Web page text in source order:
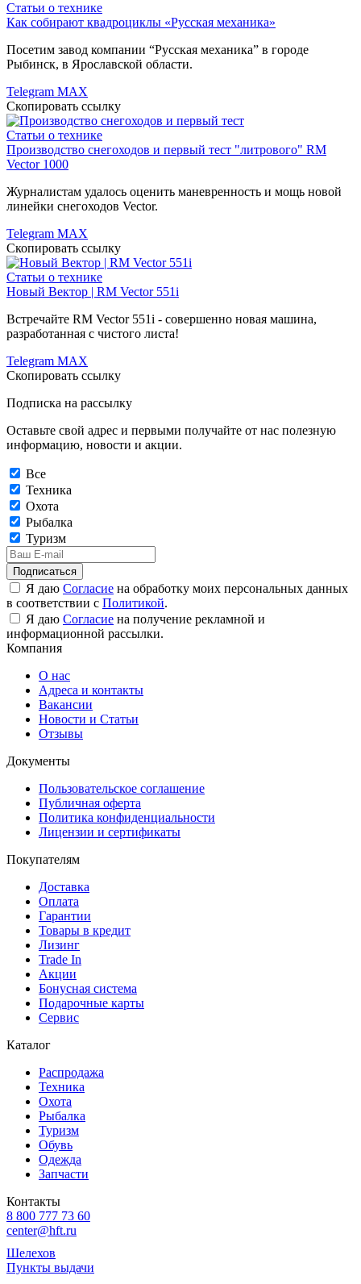
Статьи о технике
Как собирают квадроциклы «Русская механика»
Посетим завод компании “Русская механика” в городе
Рыбинск, в Ярославской области.
Telegram MAX
Скопировать ссылку
Статьи о технике
Производство снегоходов и первый тест "литрового" RM
Vector 1000
Журналистам удалось оценить маневренность и мощь новой
линейки снегоходов Vector.
Telegram MAX
Скопировать ссылку
Статьи о технике
Новый Вектор | RM Vector 551i
Встречайте RM Vector 551i - совершенно новая машина,
разработанная с чистого листа!
Telegram MAX
Скопировать ссылку
Подписка на рассылку
Оставьте свой адрес и первыми получайте от нас полезную
информацию, новости и акции.
Все
Техника
Охота
Рыбалка
Туризм
Подписаться
Я даю Согласие на обработку моих персональных данных
в соответствии с Политикой.
Я даю Согласие на получение рекламной и
информационной рассылки.
Компания
О нас
Адреса и контакты
Вакансии
Новости и Статьи
Отзывы
Документы
Пользовательское соглашение
Публичная оферта
Политика конфиденциальности
Лицензии и сертификаты
Покупателям
Доставка
Оплата
Гарантии
Товары в кредит
Лизинг
Trade In
Акции
Бонусная система
Подарочные карты
Сервис
Каталог
Распродажа
Техника
Охота
Рыбалка
Туризм
Обувь
Одежда
Запчасти
Контакты
8 800 777 73 60
center@hft.ru
Шелехов
Пункты выдачи